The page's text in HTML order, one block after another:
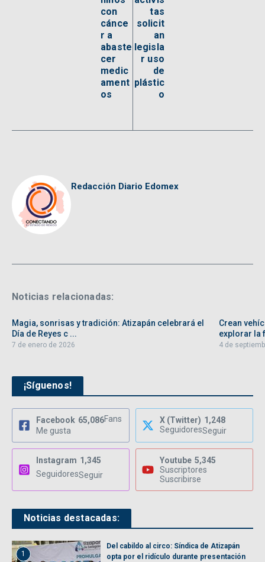
con
cánce
r a
abaste
cer
medic
ament
os
tas
solicit
an
legisla
r uso
de
plástic
o
Redacción Diario Edomex
Noticias relacionadas:
Magia, sonrisas y tradición: Atizapán celebrará el
Día de Reyes c ...
7 de enero de 2026
Crean
explorar la
4 de
¡Síguenos!
Facebook 65,086Fans
Me gusta
X (Twitter) 1,248
SeguidoresSeguir
Instagram 1,345
SeguidoresSeguir
Youtube 5,345
Suscriptores
Suscribirse
Noticias destacadas:
1
Del cabildo al circo: Síndica de Atizapán
opta por el ridículo durante presentación